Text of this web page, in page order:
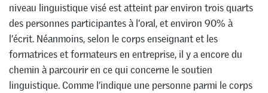
niveau linguistique visé est atteint par environ trois quarts
des personnes participantes à l’oral, et environ 90% à
l’écrit. Néanmoins, selon le corps enseignant et les
formatrices et formateurs en entreprise, il y a encore du
chemin à parcourir en ce qui concerne le soutien
linguistique. Comme l’indique une personne parmi le corps